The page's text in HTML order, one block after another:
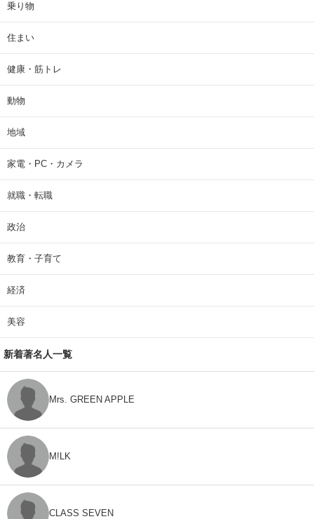
乗り物
住まい
健康・筋トレ
動物
地域
家電・PC・カメラ
就職・転職
政治
教育・子育て
経済
美容
新着著名人一覧
Mrs. GREEN APPLE
M!LK
CLASS SEVEN